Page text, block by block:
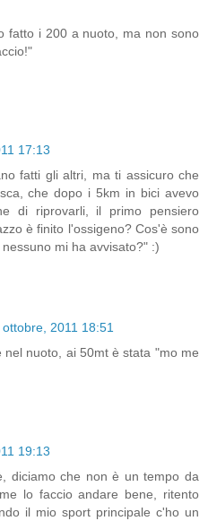
fatto i 200 a nuoto, ma non sono
17:13
fatti gli altri, ma ti assicuro che
che dopo i 5km in bici avevo
di riprovarli, il primo pensiero
è finito l'ossigeno? Cos'è sono
mi ha avvisato?" :)
ottobre, 2011 18:51
nel nuoto, ai 50mt è stata "mo me
19:13
diciamo che non è un tempo da
lo faccio andare bene, ritento
il mio sport principale c'ho un